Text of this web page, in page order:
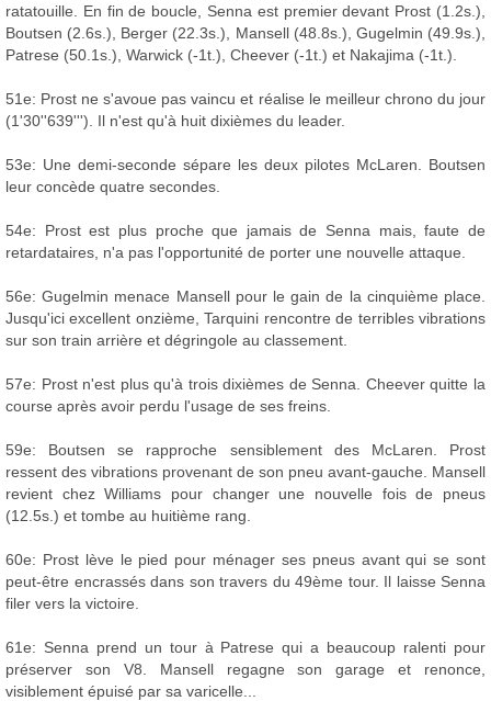
ratatouille. En fin de boucle, Senna est premier devant Prost (1.2s.),
Boutsen (2.6s.), Berger (22.3s.), Mansell (48.8s.), Gugelmin (49.9s.),
Patrese (50.1s.), Warwick (-1t.), Cheever (-1t.) et Nakajima (-1t.).
51e: Prost ne s'avoue pas vaincu et réalise le meilleur chrono du jour
(1'30''639'''). Il n'est qu'à huit dixièmes du leader.
53e: Une demi-seconde sépare les deux pilotes McLaren. Boutsen
leur concède quatre secondes.
54e: Prost est plus proche que jamais de Senna mais, faute de
retardataires, n'a pas l'opportunité de porter une nouvelle attaque.
56e: Gugelmin menace Mansell pour le gain de la cinquième place.
Jusqu'ici excellent onzième, Tarquini rencontre de terribles vibrations
sur son train arrière et dégringole au classement.
57e: Prost n'est plus qu'à trois dixièmes de Senna. Cheever quitte la
course après avoir perdu l'usage de ses freins.
59e: Boutsen se rapproche sensiblement des McLaren. Prost
ressent des vibrations provenant de son pneu avant-gauche. Mansell
revient chez Williams pour changer une nouvelle fois de pneus
(12.5s.) et tombe au huitième rang.
60e: Prost lève le pied pour ménager ses pneus avant qui se sont
peut-être encrassés dans son travers du 49ème tour. Il laisse Senna
filer vers la victoire.
61e: Senna prend un tour à Patrese qui a beaucoup ralenti pour
préserver son V8. Mansell regagne son garage et renonce,
visiblement épuisé par sa varicelle...